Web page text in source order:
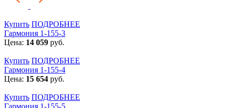
Купить ПОДРОБНЕЕ
Гармония 1-155-3
Цена: 14 059 руб.
Купить ПОДРОБНЕЕ
Гармония 1-155-4
Цена: 15 654 руб.
Купить ПОДРОБНЕЕ
Гармония 1-155-5